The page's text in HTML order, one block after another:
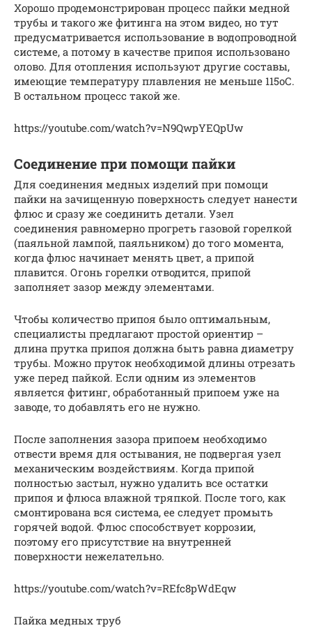
Хорошо продемонстрирован процесс пайки медной
трубы и такого же фитинга на этом видео, но тут
предусматривается использование в водопроводной
системе, а потому в качестве припоя использовано
олово. Для отопления используют другие составы,
имеющие температуру плавления не меньше 115оС.
В остальном процесс такой же.
https://youtube.com/watch?v=N9QwpYEQpUw
Соединение при помощи пайки
Для соединения медных изделий при помощи
пайки на зачищенную поверхность следует нанести
флюс и сразу же соединить детали. Узел
соединения равномерно прогреть газовой горелкой
(паяльной лампой, паяльником) до того момента,
когда флюс начинает менять цвет, а припой
плавится. Огонь горелки отводится, припой
заполняет зазор между элементами.
Чтобы количество припоя было оптимальным,
специалисты предлагают простой ориентир –
длина прутка припоя должна быть равна диаметру
трубы. Можно пруток необходимой длины отрезать
уже перед пайкой. Если одним из элементов
является фитинг, обработанный припоем уже на
заводе, то добавлять его не нужно.
После заполнения зазора припоем необходимо
отвести время для остывания, не подвергая узел
механическим воздействиям. Когда припой
полностью застыл, нужно удалить все остатки
припоя и флюса влажной тряпкой. После того, как
смонтирована вся система, ее следует промыть
горячей водой. Флюс способствует коррозии,
поэтому его присутствие на внутренней
поверхности нежелательно.
https://youtube.com/watch?v=REfc8pWdEqw
Пайка медных труб